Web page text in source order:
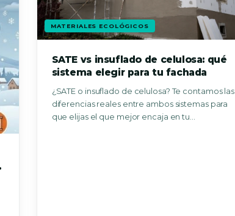
MATERIALES ECOLÓGICOS
SATE vs insuflado de celulosa: qué
sistema elegir para tu fachada
¿SATE o insuflado de celulosa? Te contamos las
diferencias reales entre ambos sistemas para
que elijas el que mejor encaja en tu…